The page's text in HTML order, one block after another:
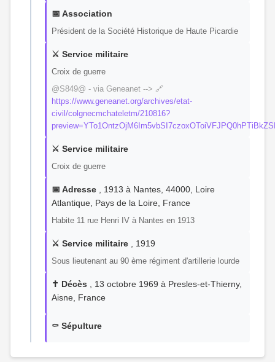
📅 Association
Président de la Société Historique de Haute Picardie
⚔️ Service militaire
Croix de guerre
@S849@ - via Geneanet --> 🔗
https://www.geneanet.org/archives/etat-
civil/colgnecmchateletm/210816?
⚔️ Service militaire
Croix de guerre
📅 Adresse , 1913 à Nantes, 44000, Loire
Atlantique, Pays de la Loire, France
Habite 11 rue Henri IV à Nantes en 1913
⚔️ Service militaire , 1919
Sous lieutenant au 90 ème régiment d'artillerie lourde
✝️ Décès , 13 octobre 1969 à Presles-et-Thierny,
Aisne, France
⚰️ Sépulture